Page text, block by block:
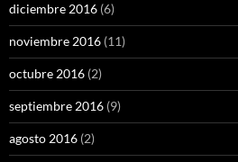
diciembre 2016 (6)
noviembre 2016 (11)
octubre 2016 (2)
septiembre 2016 (9)
agosto 2016 (2)